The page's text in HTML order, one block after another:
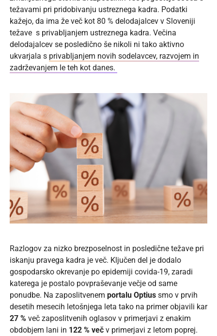
težavami pri pridobivanju ustreznega kadra. Podatki
kažejo, da ima že več kot 80 % delodajalcev v Sloveniji
težave s privabljanjem ustreznega kadra. Večina
delodajalcev se posledično še nikoli ni tako aktivno
ukvarjala s privabljanjem novih sodelavcev, razvojem in
zadrževanjem le teh kot danes.
Razlogov za nizko brezposelnost in posledične težave pri
iskanju pravega kadra je več. Ključen del je dodalo
gospodarsko okrevanje po epidemiji covida-19, zaradi
katerega je postalo povpraševanje večje od same
ponudbe. Na zaposlitvenem portalu Optius smo v prvih
desetih mesecih letošnjega leta tako na primer objavili kar
27 % več zaposlitvenih oglasov v primerjavi z enakim
obdobjem lani in 122 % več v primerjavi z letom poprej.